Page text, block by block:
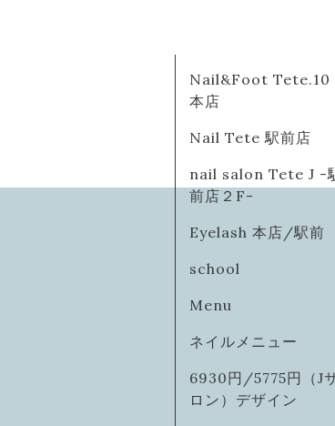
Nail&Foot Tete.10
本店
Nail Tete 駅前店
nail salon Tete J -
前店２F-
Eyelash 本店/駅前
school
Menu
ネイルメニュー
6930円/5775円（J
ロン）デザイン